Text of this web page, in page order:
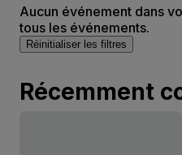
Aucun événement dans
tous les événements.
Réinitialiser les filtres
Récemment